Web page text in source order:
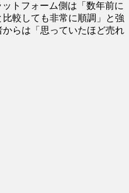
トフォーム側は「数年前に
較しても非常に順調」と強
らは「思っていたほど売れ